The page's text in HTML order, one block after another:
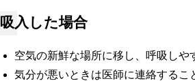
吸入した場合
空気の新鮮な場所に移し、呼吸しや
気分が悪いときは医師に連絡するこ